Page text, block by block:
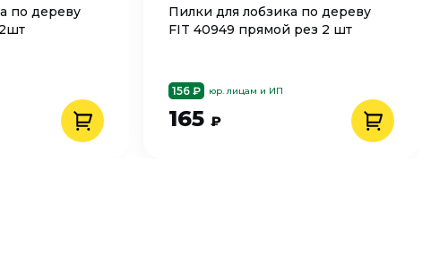
по дереву
Пилки для лобзика по дереву
FIT 40949 прямой рез 2 шт
156 ₽ юр. лицам и ИП
165 ₽